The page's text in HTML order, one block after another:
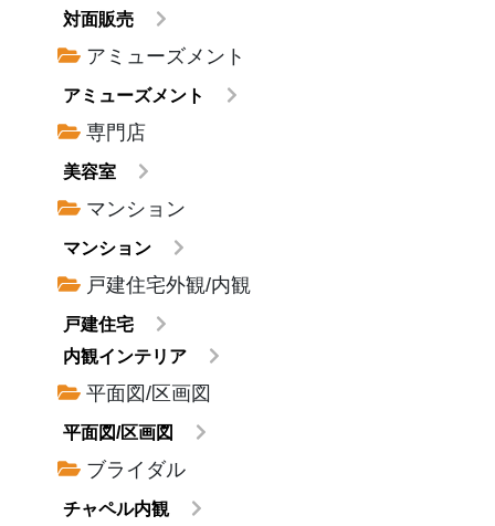
対面販売
アミューズメント
アミューズメント
専門店
美容室
マンション
マンション
戸建住宅外観/内観
戸建住宅
内観インテリア
平面図/区画図
平面図/区画図
ブライダル
チャペル内観